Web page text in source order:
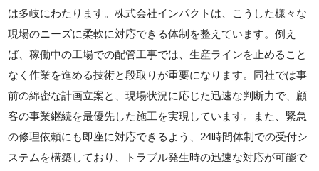
は多岐にわたります。株式会社インパクトは、こうした様々な
現場のニーズに柔軟に対応できる体制を整えています。例え
ば、稼働中の工場での配管工事では、生産ラインを止めること
なく作業を進める技術と段取りが重要になります。同社では事
前の綿密な計画立案と、現場状況に応じた迅速な判断力で、顧
客の事業継続を最優先した施工を実現しています。また、緊急
の修理依頼にも即座に対応できるよう、24時間体制での受付シ
ステムを構築しており、トラブル発生時の迅速な対応が可能で